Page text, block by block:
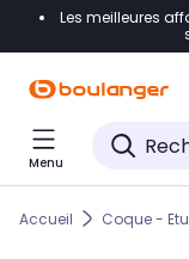
Accéder
Accéder
Accéder
Les meilleures
Menu
Accueil Coque -